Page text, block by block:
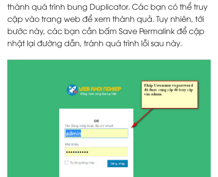
thành quá trình bung Duplicator. Các bạn có thể truy
cập vào trang web để xem thành quả. Tuy nhiên, tới
bước này, các bạn cần bấm Save Permalink để cập
nhật lại đường dẫn, tránh quá trình lỗi sau này.